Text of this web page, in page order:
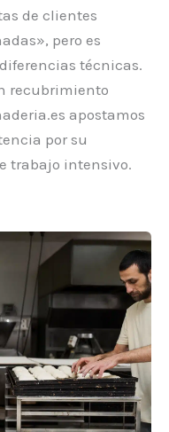
de clientes
pero es
técnicas.
recubrimiento
apostamos
por su
trabajo intensivo.